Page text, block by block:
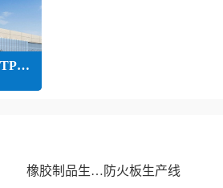
重庆海尔空调_6S管理/TPM管理咨询
橡胶制品生产厂 防火板生产线